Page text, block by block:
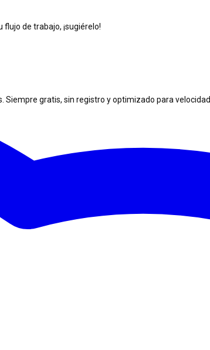
de trabajo, ¡sugiérelo!
gratis, sin registro y optimizado para velocidad.